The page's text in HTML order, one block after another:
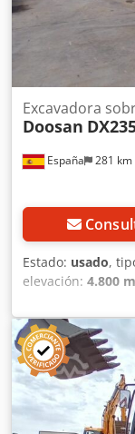
España 281 km
Excavadora
Doosan
Estado: usado,
elevación: 4.800
Capacidad de
(lxanxal): 900 x
cm = Más
central =
Ribarroja de
ocasión ofrece